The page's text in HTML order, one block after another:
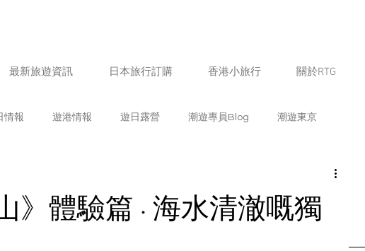
最新旅遊資訊 日本旅行訂購 香港小旅行 關於RTG
情報 遊港情報 遊日露營 潮遊專員Blog 潮遊東京
》體驗篇 · 海水清澈嘅獨